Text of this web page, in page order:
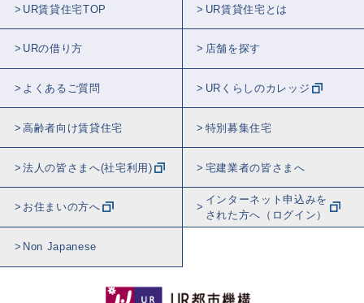
UR賃貸住宅TOP UR賃貸住宅とは
URの借り方 店舗を探す
よくあるご質問 URくらしのカレッジ
高齢者向け賃貸住宅 特別募集住宅
法人の皆さまへ(社宅利用) 宅建業者の皆さまへ
お住まいの方へ
インターネット申込みを
された方へ（ログイン）
Non Japanese